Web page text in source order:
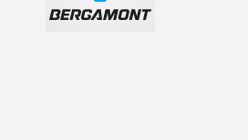
Medien in Modal öffnen